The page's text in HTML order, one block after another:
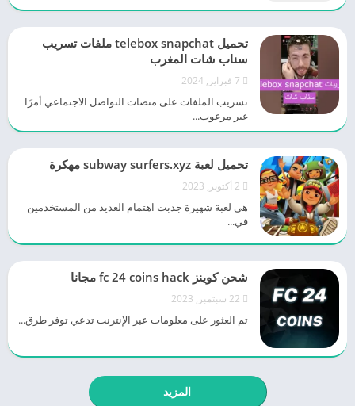
تحميل telebox snapchat ملفات تسريب
سناب شات المغرب
تسريب الملفات على منصات التواصل الاجتماعي أمرًا
غير مرغوب...
تحميل لعبة subway surfers.xyz مهكرة
هي لعبة شهيرة جذبت اهتمام العديد من المستخدمين
في...
شحن كوينز fc 24 coins hack مجانا
تم العثور على معلومات عبر الإنترنت تدعي توفر طرق...
المزيد